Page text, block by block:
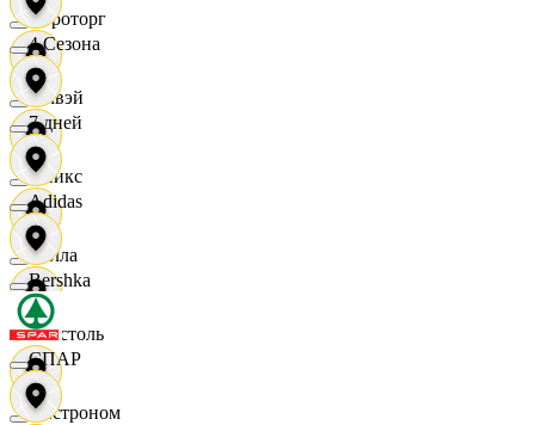
Агроторг
Амвэй
Аникс
Билла
Бристоль
Быстроном
4 Сезона
7 дней
Adidas
Bershka
СПАР